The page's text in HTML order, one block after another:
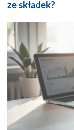
ze składek?